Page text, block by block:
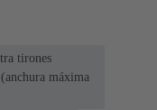
tirones
máxima